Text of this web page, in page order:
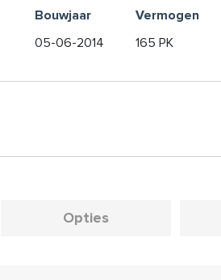
Bouwjaar Vermogen
05-06-2014 165 PK
Opties